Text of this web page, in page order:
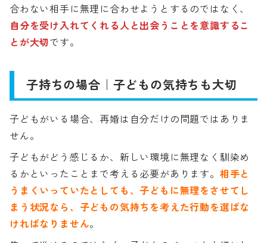
合わない相手に無理に合わせようとするのではなく、
自分を受け入れてくれる人と出会うことを意識するこ
とが大切です。
子持ちの場合｜子どもの気持ちも大切
子どもがいる場合、再婚は自分だけの問題ではありま
せん。
子どもがどう感じるか、新しい環境に無理なく馴染め
るかといったことまで考える必要があります。 相手と
うまくいっていたとしても、子どもに無理をさせてし
まう状況なら、子どもの気持ちを考えた行動を選ばな
ければなりません。